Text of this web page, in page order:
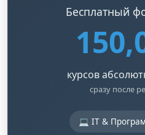
Бесплатный
курсов
сразу после
💻 IT &